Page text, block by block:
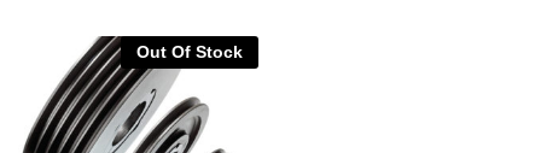
Out Of Stock